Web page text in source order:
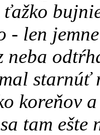
- len
neba
starnúť
koreňov
tam